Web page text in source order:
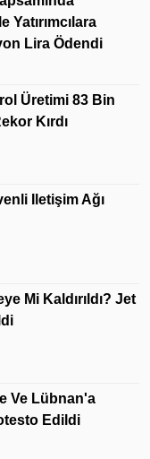
Yatırımcılara
Lira Ödendi
Üretimi 83 Bin
Kırdı
Iletişim Ağı
Mi Kaldırıldı? Jet
Ve Lübnan'a
Edildi